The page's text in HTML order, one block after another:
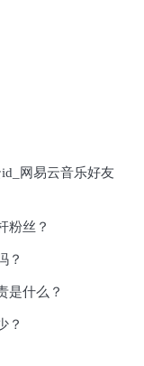
网易云音乐好友
粉丝？
？
是什么？
？